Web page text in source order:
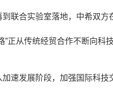
合实验室落地，中希双方
从传统经贸合作不断向科
发展阶段，加强国际科技